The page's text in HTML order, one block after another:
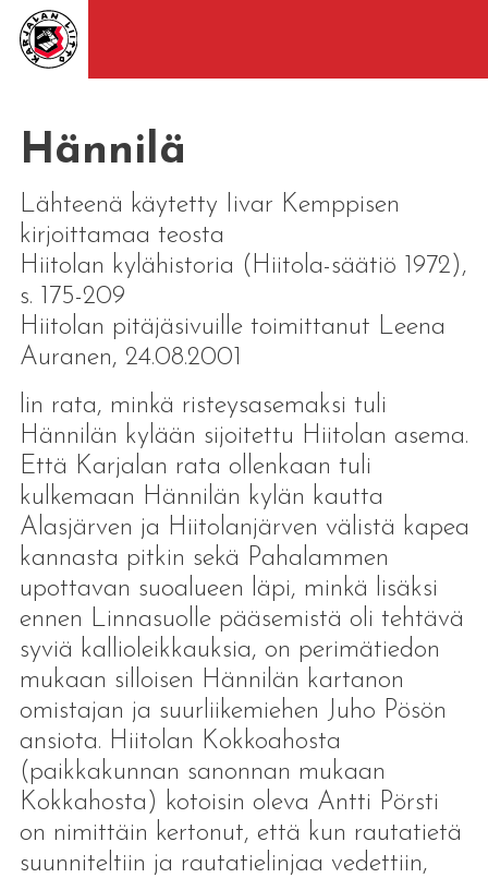
Hännilä
Lähteenä käytetty Iivar Kemppisen
kirjoittamaa teosta
Hiitolan kylähistoria (Hiitola-säätiö 1972),
s. 175-209
Hiitolan pitäjäsivuille toimittanut Leena
Auranen, 24.08.2001
lin rata, minkä risteysasemaksi tuli
Hännilän kylään sijoitettu Hiitolan asema.
Että Karjalan rata ollenkaan tuli
kulkemaan Hännilän kylän kautta
Alasjärven ja Hiitolanjärven välistä kapea
kannasta pitkin sekä Pahalammen
upottavan suoalueen läpi, minkä lisäksi
ennen Linnasuolle pääsemistä oli tehtävä
syviä kallioleikkauksia, on perimätiedon
mukaan silloisen Hännilän kartanon
omistajan ja suurliikemiehen Juho Pösön
ansiota. Hiitolan Kokkoahosta
(paikkakunnan sanonnan mukaan
Kokkahosta) kotoisin oleva Antti Pörsti
on nimittäin kertonut, että kun rautatietä
suunniteltiin ja rautatielinjaa vedettiin,